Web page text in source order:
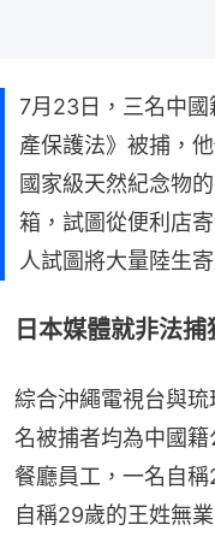
7月23日，三名中
產保護法》被捕，
國家級天然紀念物
箱，試圖從便利店
人試圖將大量陸生
日本媒體就非法捕
綜合沖繩電視台與
名被捕者均為中國
餐廳員工，一名自
自稱29歲的王姓無業